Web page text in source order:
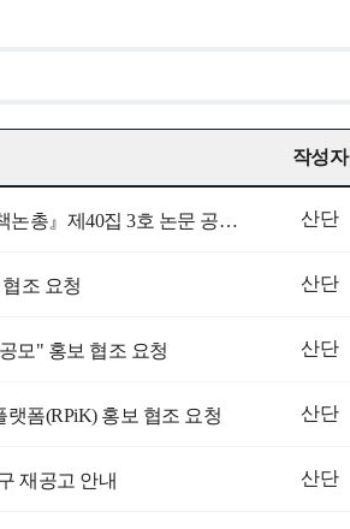
작성자
[한국문화관광연구원] 2026년 등재학술지 『문화정책논총』제40집 3호 논문 공모 안내 산단
조 요청 산단
모" 홍보 협조 요청 산단
폼(RPiK) 홍보 협조 요청 산단
재공고 안내 산단